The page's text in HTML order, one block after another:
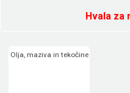
Hvala za
Olja, maziva in tekočine